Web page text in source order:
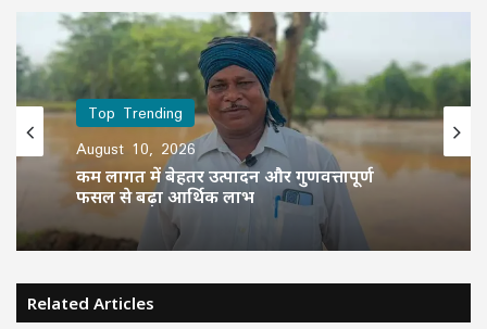
Top Trending
August 10, 2026
कम लागत में बेहतर उत्पादन और गुणवत्तापूर्ण
फसल से बढ़ा आर्थिक लाभ
Related Articles